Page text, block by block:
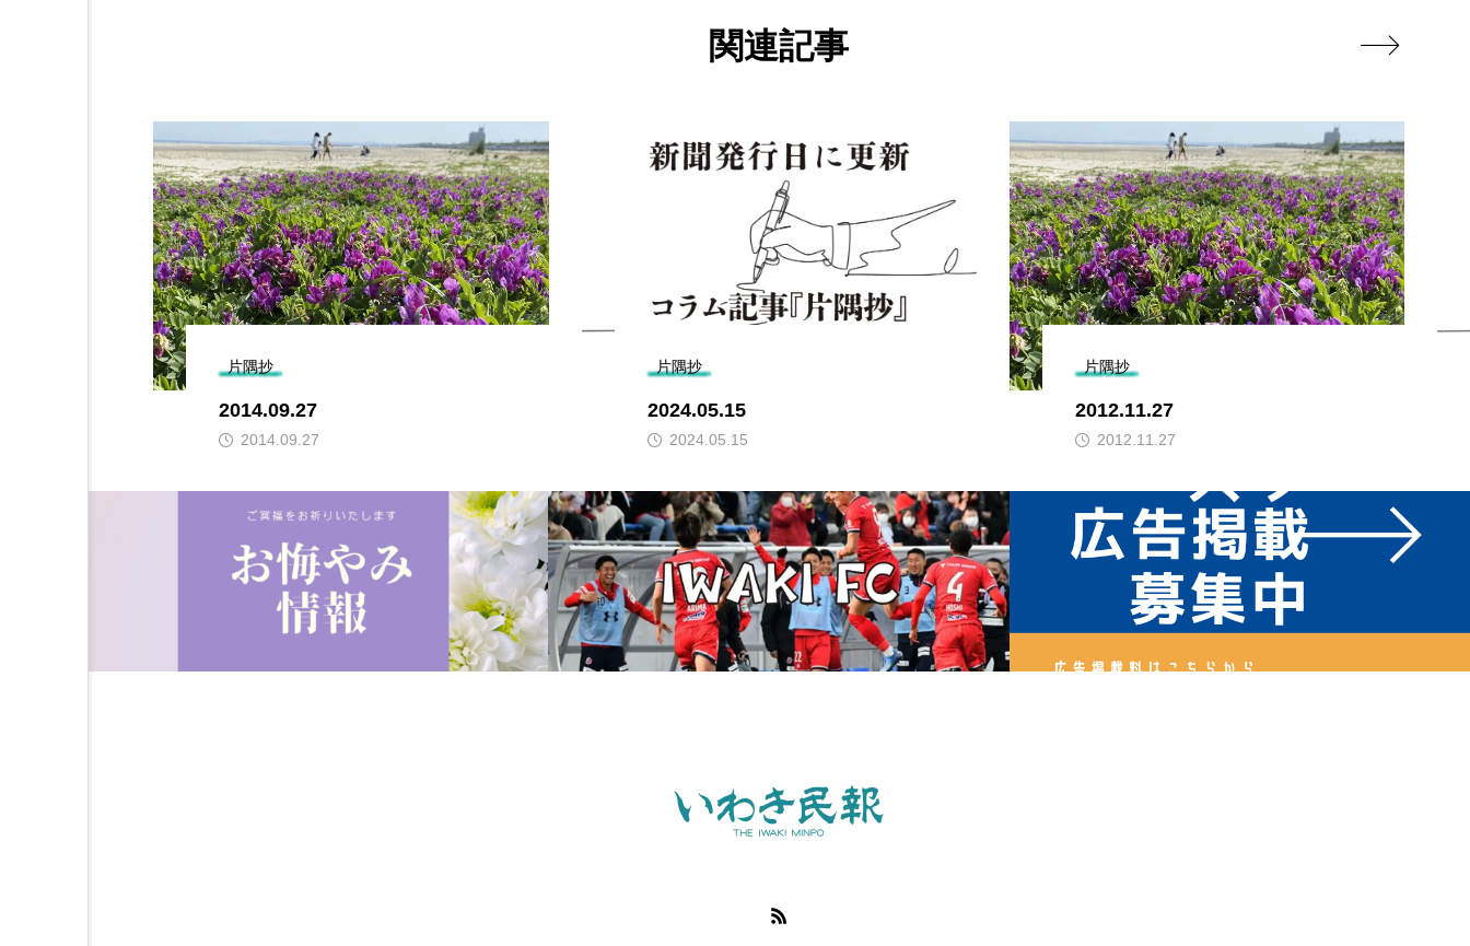
関連記事
片隅抄
2014.09.27
2014.09.27
片隅抄
2024.05.15
2024.05.15
片隅抄
2012.11.27
2012.11.27
